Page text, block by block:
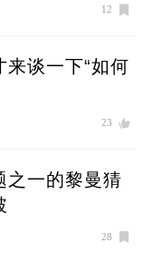
12
谈一下“如何
23
之一的黎曼猜
28